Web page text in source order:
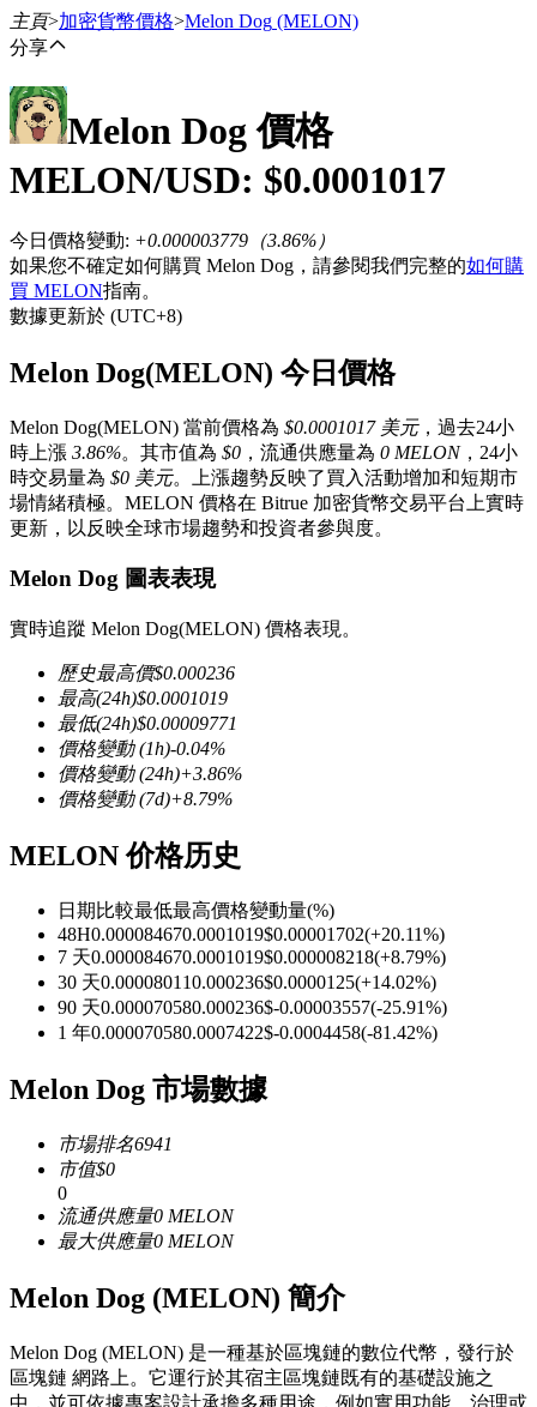
合約
USDT永續
多種以USDT結算的永續合約
幣本位永續
以數字貨幣為保證金的永續合約
TradFi
美股、外匯、貴金屬及大宗商品衍生性商品
USDC永續
多種以USDC結算的永續合約
跟單
主頁>加密貨幣價格>Melon Dog (MELON)
分享
Melon Dog 價格
MELON/USD: $0.0001017
今日價格變動: +0.000003779 （3.86%）
如果您不確定如何購買 Melon Dog，請參閱我們完整的如何購
買 MELON指南。
數據更新於 (UTC+8)
Melon Dog(MELON) 今日價格
Melon Dog(MELON) 當前價格為 $0.0001017 美元，過去24小
時上漲 3.86%。其市值為 $0 ，流通供應量為 0 MELON，24小
時交易量為 $0 美元。上漲趨勢反映了買入活動增加和短期市
場情緒積極。MELON 價格在 Bitrue 加密貨幣交易平台上實時
更新，以反映全球市場趨勢和投資者參與度。
Melon Dog 圖表表現
實時追蹤 Melon Dog(MELON) 價格表現。
歷史最高價$0.000236
最高(24h)$0.0001019
最低(24h)$0.00009771
價格變動(1h)-0.04%
價格變動(24h)+3.86%
價格變動(7d)+8.79%
MELON 价格历史
日期比較最低最高價格變動量(%)
48H0.000084670.0001019$0.00001702(+20.11%)
7 天0.000084670.0001019$0.000008218(+8.79%)
30 天0.000080110.000236$0.0000125(+14.02%)
90 天0.000070580.000236$-0.00003557(-25.91%)
1 年0.000070580.0007422$-0.0004458(-81.42%)
Melon Dog 市場數據
市場排名6941
市值$0
0
流通供應量0 MELON
最大供應量0 MELON
Melon Dog (MELON) 簡介
Melon Dog (MELON) 是一種基於區塊鏈的數位代幣，發行於
區塊鏈 網路上。它運行於其宿主區塊鏈既有的基礎設施之
中，並可依據專案設計承擔多種用途，例如實用功能、治理或